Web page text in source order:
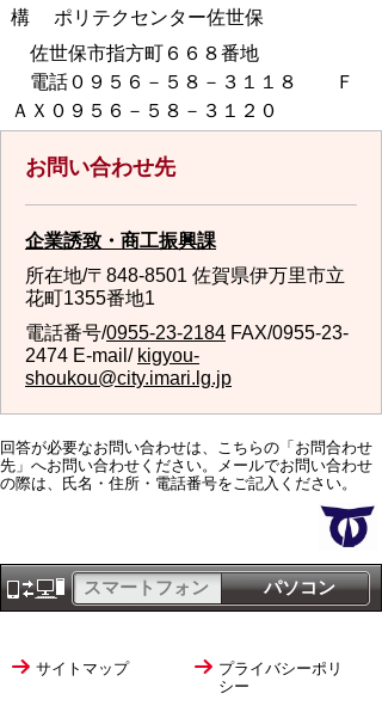
構 ポリテクセンター佐世保
佐世保市指方町６６８番地
電話０９５６－５８－３１１８ Ｆ
ＡＸ０９５６－５８－３１２０
お問い合わせ先
企業誘致・商工振興課
所在地/〒848-8501 佐賀県伊万里市立
花町1355番地1
電話番号/0955-23-2184 FAX/0955-23-
2474 E-mail/ kigyou-
shoukou@city.imari.lg.jp
回答が必要なお問い合わせは、こちらの「お問合わせ
先」へお問い合わせください。メールでお問い合わせ
の際は、氏名・住所・電話番号をご記入ください。
パソコン
スマートフォン
サイトマップ
プライバシーポリ
シー